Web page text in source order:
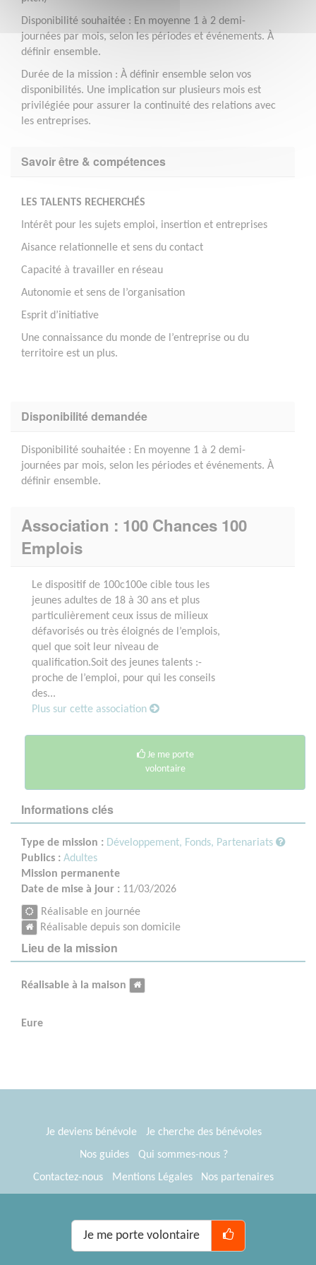
Disponibilité souhaitée : En moyenne 1 à 2 demi-
journées par mois, selon les périodes et événements. À
définir ensemble.
Durée de la mission : À définir ensemble selon vos
disponibilités. Une implication sur plusieurs mois est
privilégiée pour assurer la continuité des relations avec
les entreprises.
Savoir être & compétences
LES TALENTS RECHERCHÉS
Intérêt pour les sujets emploi, insertion et entreprises
Aisance relationnelle et sens du contact
Capacité à travailler en réseau
Autonomie et sens de l’organisation
Esprit d’initiative
Une connaissance du monde de l’entreprise ou du
territoire est un plus.
Disponibilité demandée
Disponibilité souhaitée : En moyenne 1 à 2 demi-
journées par mois, selon les périodes et événements. À
définir ensemble.
Association : 100 Chances 100
Emplois
Le dispositif de 100c100e cible tous les
jeunes adultes de 18 à 30 ans et plus
particulièrement ceux issus de milieux
défavorisés ou très éloignés de l’emplois,
quel que soit leur niveau de
qualification.Soit des jeunes talents :-
proche de l’emploi, pour qui les conseils
des...
Plus sur cette association
Je me porte
volontaire
Informations clés
Type de mission : Développement, Fonds, Partenariats
Publics : Adultes
Mission permanente
Date de mise à jour : 11/03/2026
Réalisable en journée
Réalisable depuis son domicile
Lieu de la mission
Réalisable à la maison
Eure
Je me porte volontaire
Je deviens bénévole
Je cherche des bénévoles
Nos guides
Qui sommes-nous ?
Contactez-nous
Mentions Légales
Nos partenaires
® Tous Bénévoles 2012-2026
Webkast